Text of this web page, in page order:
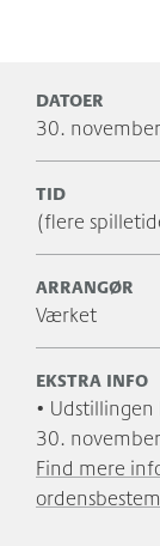
DATOER
30.
TID
(flere
ARRANGØR
Værket
EKSTRA INFO
•
30.
Find mere